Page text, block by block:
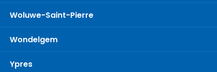
Woluwe-Saint-Pierre
Wondelgem
Ypres